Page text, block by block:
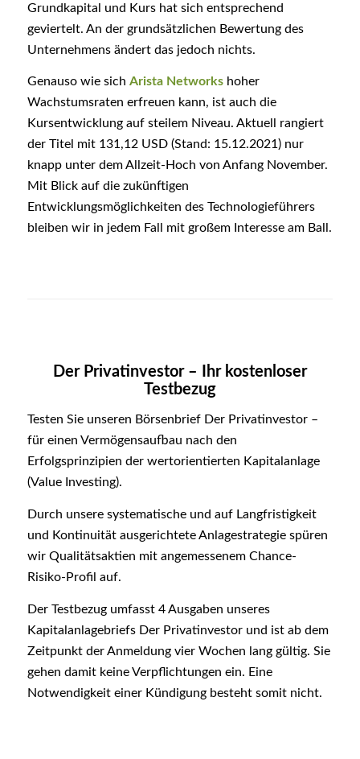
Grundkapital und Kurs hat sich entsprechend
geviertelt. An der grundsätzlichen Bewertung des
Unternehmens ändert das jedoch nichts.
Genauso wie sich Arista Networkshoher
Wachstumsraten erfreuen kann, ist auch die
Kursentwicklung auf steilem Niveau. Aktuell rangiert
der Titel mit 131,12 USD (Stand: 15.12.2021) nur
knapp unter dem Allzeit-Hoch von Anfang November.
Mit Blick auf die zukünftigen
Entwicklungsmöglichkeiten des Technologieführers
bleiben wir in jedem Fall mit großem Interesse am Ball.
Der Privatinvestor – Ihr kostenloser
Testbezug
Testen Sie unseren Börsenbrief Der Privatinvestor –
für einen Vermögensaufbau nach den
Erfolgsprinzipien der wertorientierten Kapitalanlage
(Value Investing).
Durch unsere systematische und auf Langfristigkeit
und Kontinuität ausgerichtete Anlagestrategie spüren
wir Qualitätsaktien mit angemessenem Chance-
Risiko-Profil auf.
Der Testbezug umfasst 4 Ausgaben unseres
Kapitalanlagebriefs Der Privatinvestor und ist ab dem
Zeitpunkt der Anmeldung vier Wochen lang gültig. Sie
gehen damit keine Verpflichtungen ein. Eine
Notwendigkeit einer Kündigung besteht somit nicht.